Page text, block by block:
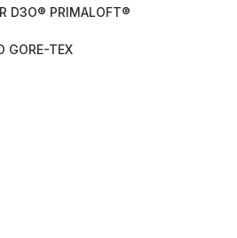
D3O® PRIMALOFT®
GORE-TEX